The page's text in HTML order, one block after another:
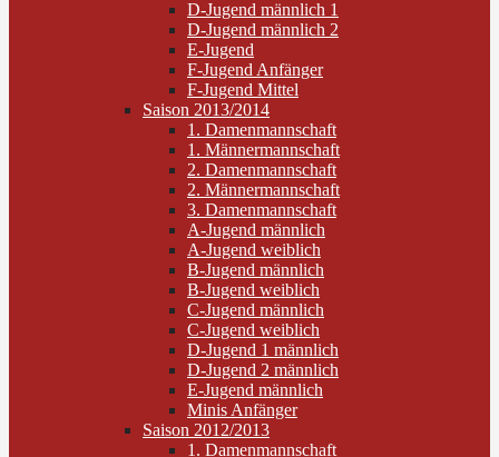
D-Jugend männlich 1
D-Jugend männlich 2
E-Jugend
F-Jugend Anfänger
F-Jugend Mittel
Saison 2013/2014
1. Damenmannschaft
1. Männermannschaft
2. Damenmannschaft
2. Männermannschaft
3. Damenmannschaft
A-Jugend männlich
A-Jugend weiblich
B-Jugend männlich
B-Jugend weiblich
C-Jugend männlich
C-Jugend weiblich
D-Jugend 1 männlich
D-Jugend 2 männlich
E-Jugend männlich
Minis Anfänger
Saison 2012/2013
1. Damenmannschaft